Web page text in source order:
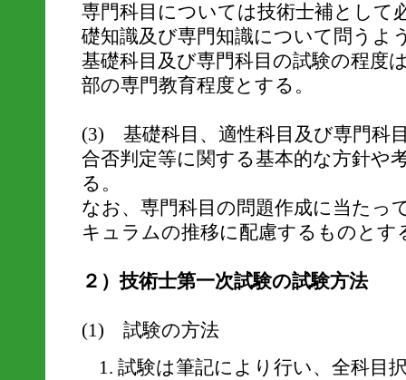
専門科目については技術士補として
礎知識及び専門知識について問うよ
基礎科目及び専門科目の試験の程度
部の専門教育程度とする。
(3) 基礎科目、適性科目及び専門科
合否判定等に関する基本的な方針や
る。
なお、専門科目の問題作成に当たっ
キュラムの推移に配慮するものとす
２）技術士第一次試験の試験方法
(1) 試験の方法
試験は筆記により行い、全科目